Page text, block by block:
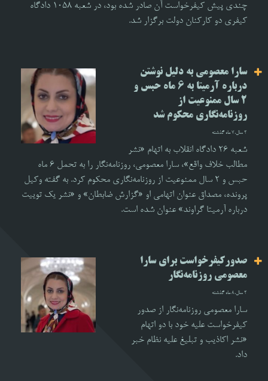
چندی پیش کیفرخواست آن صادر شده بود، در شعبه ۱۰۵۸ دادگاه
کیفری دو کارکنان دولت برگزار شد.
سارا معصومی به دلیل نوشتن
درباره آرمیتا به ۶ ماه حبس و
۲ سال ممنوعیت از
روزنامه‌نگاری محکوم شد
2 سال،7 ماه گذشته
​شعبه ۲۶ دادگاه انقلاب به اتهام «نشر
مطالب خلاف واقع»، سارا معصومی، روزنامه‌نگار را به تحمل ۶ ماه
حبس و ۲ سال ممنوعیت از روزنامه‌نگاری محکوم کرد. به گفته وکیل
پرونده، مصداق عنوان اتهامی او «گزارش ضابطان» و «نشر یک توییت
درباره آرمیتا گراوند» عنوان شده است.
صدورکیفرخواست برای سارا
معصومی روزنامه‌نگار
2 سال،8 ماه گذشته
سارا معصومی روزنامه‌نگار از صدور
کیفرخواست علیه خود با دو اتهام
«نشر اکاذیب و تبلیغ علیه نظام خبر
داد.